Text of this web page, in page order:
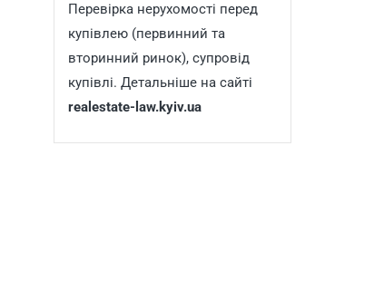
Перевірка нерухомості перед
купівлею (первинний та
вторинний ринок), супровід
купівлі. Детальніше на сайті
realestate-law.kyiv.ua